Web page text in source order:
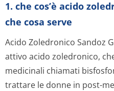
1. che cos’è acido
che cosa serve
Acido Zoledronico Sandoz
attivo acido zoledronico,
medicinali chiamati
trattare le donne in post-